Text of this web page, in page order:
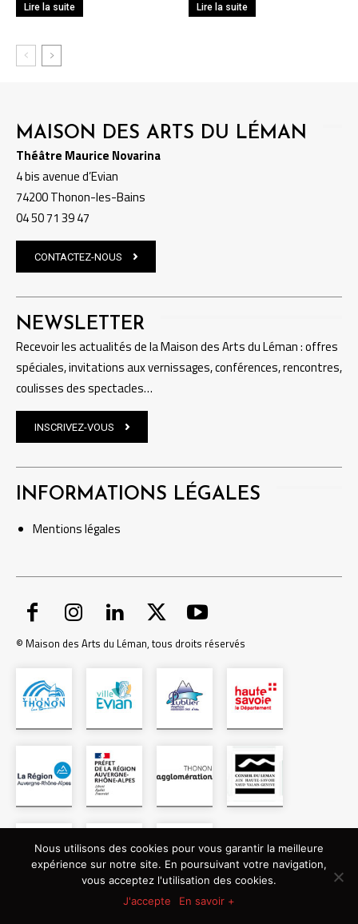
Lire la suite Lire la suite
MAISON DES ARTS DU LÉMAN
Théâtre Maurice Novarina
4 bis avenue d’Evian
74200 Thonon-les-Bains
04 50 71 39 47
CONTACTEZ-NOUS
NEWSLETTER
Recevoir les actualités de la Maison des Arts du Léman : offres
spéciales, invitations aux vernissages, conférences, rencontres,
coulisses des spectacles…
INSCRIVEZ-VOUS
INFORMATIONS LÉGALES
Mentionslégales
© Maison des Arts du Léman, tous droits réservés
Nous utilisons des cookies pour vous garantir la meilleure
expérience sur notre site. En poursuivant votre navigation,
vous acceptez l'utilisation des cookies.
J'accepte
En savoir +